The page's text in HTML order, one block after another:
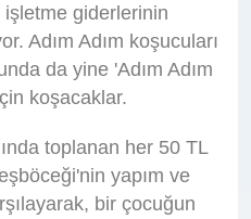
işletme giderlerinin
Adım Adım koşucuları
da yine 'Adım Adım
koşacaklar.
toplanan her 50 TL
yapım ve
bir çocuğun